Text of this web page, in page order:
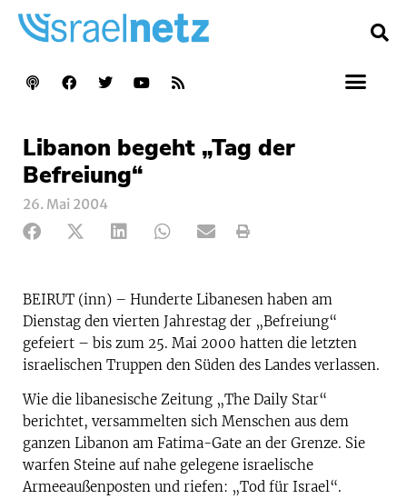
Libanon begeht „Tag der
Befreiung“
26. Mai 2004
BEIRUT (inn) – Hunderte Libanesen haben am
Dienstag den vierten Jahrestag der „Befreiung“
gefeiert – bis zum 25. Mai 2000 hatten die letzten
israelischen Truppen den Süden des Landes verlassen.
Wie die libanesische Zeitung „The Daily Star“
berichtet, versammelten sich Menschen aus dem
ganzen Libanon am Fatima-Gate an der Grenze. Sie
warfen Steine auf nahe gelegene israelische
Armeeaußenposten und riefen: „Tod für Israel“.